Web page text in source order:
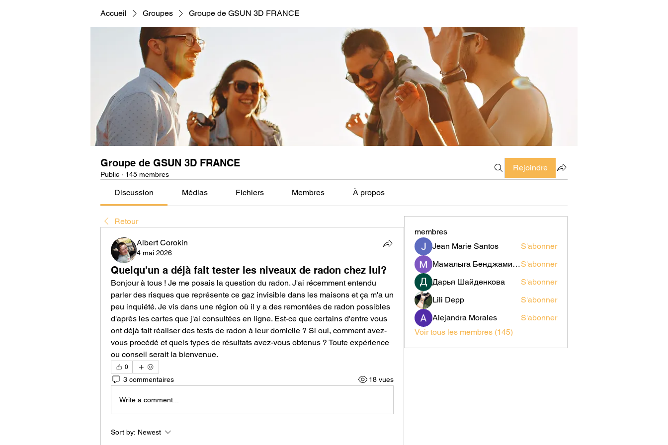
Accueil Groupes Groupe de GSUN 3D FRANCE
Groupe de GSUN 3D FRANCE
Public · 145 membres
Rejoindre
Discussion Médias Fichiers Membres À propos
Retour
Albert Corokin
4 mai 2026
Quelqu'un a déjà fait tester les niveaux de radon chez lui?
Bonjour à tous ! Je me posais la question du radon. J'ai récemment entendu
parler des risques que représente ce gaz invisible dans les maisons et ça m'a un
peu inquiété. Je vis dans une région où il y a des remontées de radon possibles
d'après les cartes que j'ai consultées en ligne. Est-ce que certains d'entre vous
ont déjà fait réaliser des tests de radon à leur domicile ? Si oui, comment avez-
vous procédé et quels types de résultats avez-vous obtenus ? Toute expérience
ou conseil serait la bienvenue.
0
3 commentaires 18 vues
Write a comment...
Sort by: Newest
membres
Jean Marie Santos
S'abonner
Мамалыга БенджаминовичS'abonner
Дарья Шайденкова
S'abonner
Lili Depp
S'abonner
Alejandra Morales
S'abonner
Voir tous les membres (145)